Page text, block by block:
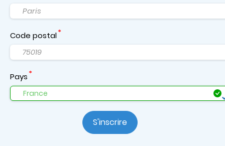
Code postal
Pays
S'inscrire